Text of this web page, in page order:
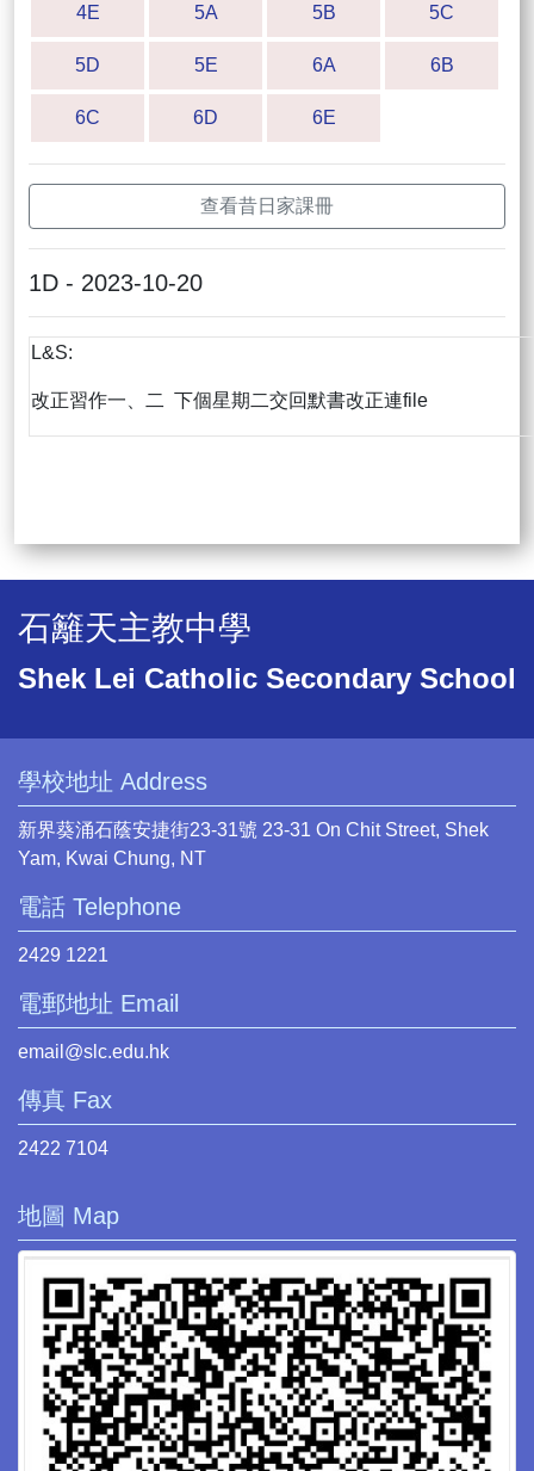
4E 5A 5B 5C
5D 5E 6A 6B
6C 6D 6E
查看昔日家課冊
1D - 2023-10-20
L&S:
改正習作一、二 下個星期二交回默書改正連file
石籬天主教中學
Shek Lei Catholic Secondary School
學校地址 Address
新界葵涌石蔭安捷街23-31號 23-31 On Chit Street, Shek
Yam, Kwai Chung, NT
電話 Telephone
2429 1221
電郵地址 Email
email@slc.edu.hk
傳真 Fax
2422 7104
地圖 Map